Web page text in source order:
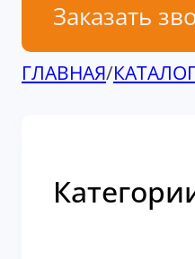
Заказать
ГЛАВНАЯ/